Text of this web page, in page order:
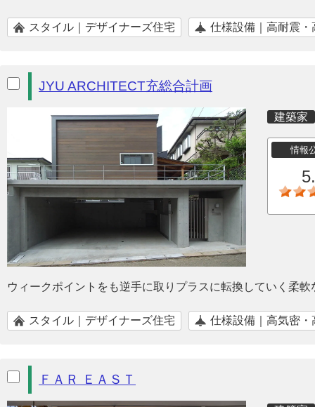
スタイル｜デザイナーズ住宅 仕様設備｜高耐震・
JYU ARCHITECT充総合計画
建築家
情報
ウィークポイントをも逆手に取りプラスに転換していく柔
スタイル｜デザイナーズ住宅 仕様設備｜高気密・
ＦＡＲ ＥＡＳＴ